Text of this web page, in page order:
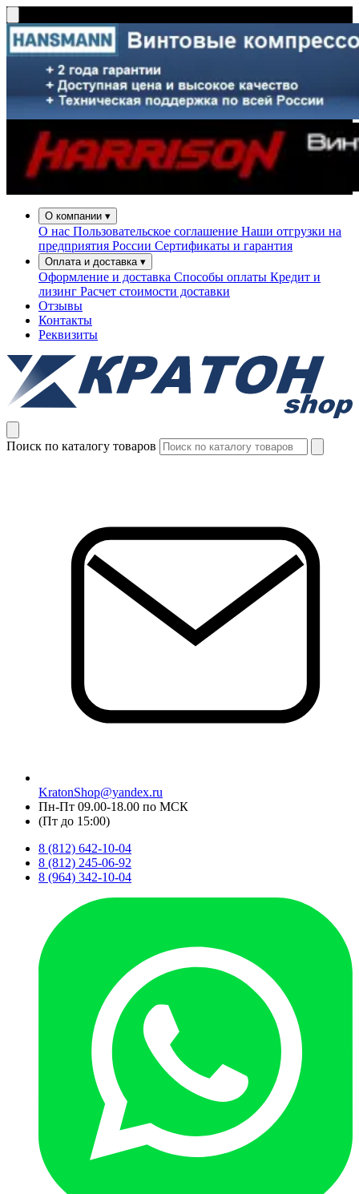
О компании ▾
О нас Пользовательское соглашение Наши отгрузки на
предприятия России Сертификаты и гарантия
Оплата и доставка ▾
Оформление и доставка Способы оплаты Кредит и
лизинг Расчет стоимости доставки
Отзывы
Контакты
Реквизиты
Поиск по каталогу товаров
KratonShop@yandex.ru
Пн-Пт 09.00-18.00 по МСК
(Пт до 15:00)
8 (812) 642-10-04
8 (812) 245-06-92
8 (964) 342-10-04